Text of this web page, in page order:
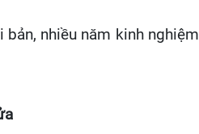
bản, nhiều năm kinh